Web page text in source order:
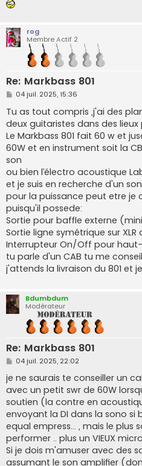
rog
Membre Actif 2
Re: Markbass 801
M
s
s
a
g
e
04 juil. 2025, 15:36
Tu as tout compris ,j'ai des
deux guitaristes dans des
Le Markbass 801 fait 60 w et
60W et en instrument soit la
son
ou bien l’électro acoustique
et je suis en recherche d'un son
pour la puissance peut etre je
puisqu'il possede:
Sortie pour baffle externe
Sortie ligne symétrique sur XLR
Interrupteur On/Off pour
tu parle d'un CAB tu me
j'attends la livraison du 801 et
Bdumbdum
Modérateur
Re: Markbass 801
M
s
s
a
g
e
04 juil. 2025, 22:02
je ne saurais te conseiller un
avec un petit swr de 60W
soutien (la contre en
envoyant la DI dans la sono si
equal empress... , mais le plus
performer .. plus un VIEUX
Si je dois m'amuser avec des
assumant le son amplifier